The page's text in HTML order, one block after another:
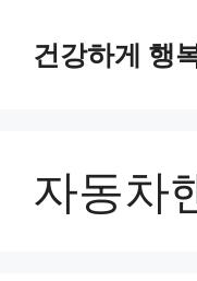
건강하게 행
자동차